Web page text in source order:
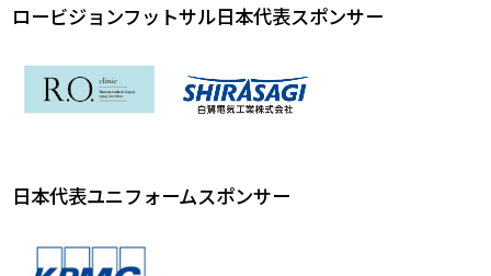
ロービジョンフットサル日本代表スポンサー
日本代表ユニフォームスポンサー